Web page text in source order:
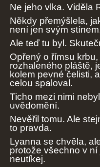
Ne jeho vlka. Viděla
Někdy přemýšlela,
není jen svým
Ale teď tu byl.
Opřený o římsu
rozhaleného pláště,
kolem pevné čelisti,
celou spaloval.
Ticho mezi nimi
uvědomění.
Nevěřil tomu. Ale
to pravda.
Lyanna se chvěla,
protože všechno v
neutíkej.